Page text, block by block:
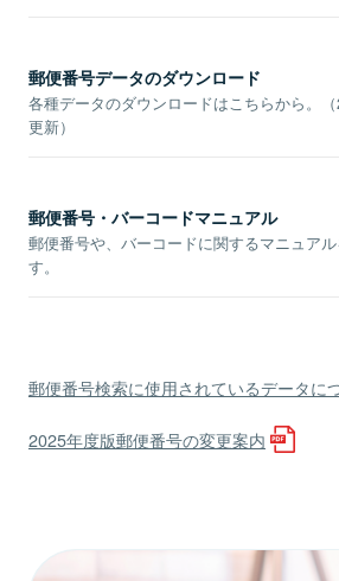
郵便番号データのダウンロード
各種データのダウンロードはこちらから。
更新）
郵便番号・バーコードマニュアル
郵便番号や、バーコードに関するマニュア
す。
郵便番号検索に使用されているデータに
2025年度版郵便番号の変更案内